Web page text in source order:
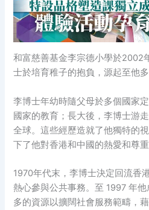
和富慈善基金李宗德小學於2002
士於培育稚子的抱負，源起至他
李博士年幼時隨父母於多個國家
國家的教育；長大後，李博士游
全球。這些經歷造就了他獨特的
下了他對香港和中國的熱愛和尊重
1970年代末，李博士決定回流香
熱心參與公共事務。至 1997 年
多的資源以擴闊社會服務範疇，